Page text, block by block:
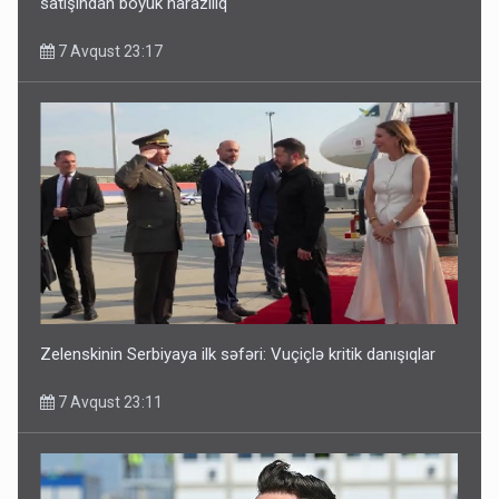
Media və Yayım Şurasına əlavə hüquq və vəzifələr verilib
7 Avqust 13:24
7 Avqust 23:17
Zelenskinin Serbiyaya ilk səfəri: Vuçiçlə kritik danışıqlar
7 Avqust 23:11